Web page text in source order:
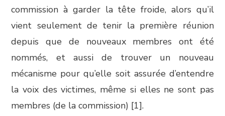
commission à garder la tête froide, alors qu’il
vient seulement de tenir la première réunion
depuis que de nouveaux membres ont été
nommés, et aussi de trouver un nouveau
mécanisme pour qu’elle soit assurée d’entendre
la voix des victimes, même si elles ne sont pas
membres (de la commission) [1].